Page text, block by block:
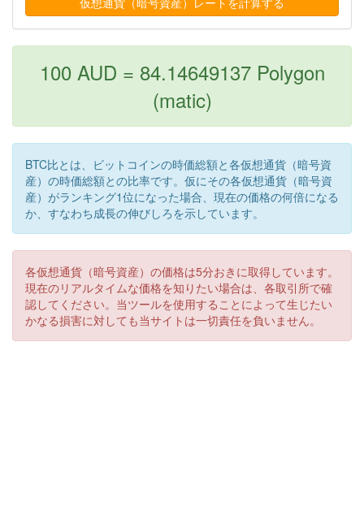
100 AUD = 84.14649137 Polygon
(matic)
BTC比とは、ビットコインの時価総額と各仮想通貨（暗号資
産）の時価総額との比率です。仮にその各仮想通貨（暗号資
産）がランキング1位になった場合、現在の価格の何倍になる
か、すなわち成長の伸びしろを示しています。
各仮想通貨（暗号資産）の価格は5分おきに取得しています。
現在のリアルタイムな価格を知りたい場合は、各取引所で確
認してください。当ツールを使用することによって生じたい
かなる損害に対しても当サイトは一切責任を負いません。